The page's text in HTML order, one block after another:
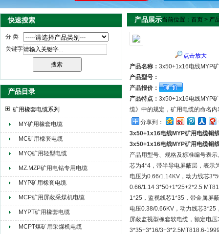
天津市电缆总厂橡塑电缆厂（天缆小猫集团）
快速搜索
分 类
关键字
产品目录
矿用橡套电缆系列
MY矿用橡套电缆
MC矿用橡套电缆
MYQ矿用轻型电缆
MZ.MZP矿用电钻专用电缆
MYP矿用橡套电缆
MCP矿用屏蔽采煤机电缆
MYPT矿用橡套电缆
MCPT煤矿用采煤机电缆
产品展示当前位置： 首页 > 产
点击放大
产品名称： 3x50+1x16电线MYP
产品型号：
产品报价：
产品特点： 3x50+1x16电线MYP
缆》中的规定，矿用电缆的命名
分享到：
3x50+1x16电线MYP矿用电缆铜
3x50+1x16电线MYP矿用电缆铜
产品用型号、规格及标准编号表
芯为4*4，带半导电屏蔽层，表示
电压为0.66/1.14KV，动力线芯
0.66/1.14 3*50+1*25+2*2.5
1*25，监视线芯1*35，带金属屏
电压0.38/0.66KV，动力线芯
屏蔽监视型橡套软电缆，额定电
3*35+3*16/3+3*2.5MT818.6-